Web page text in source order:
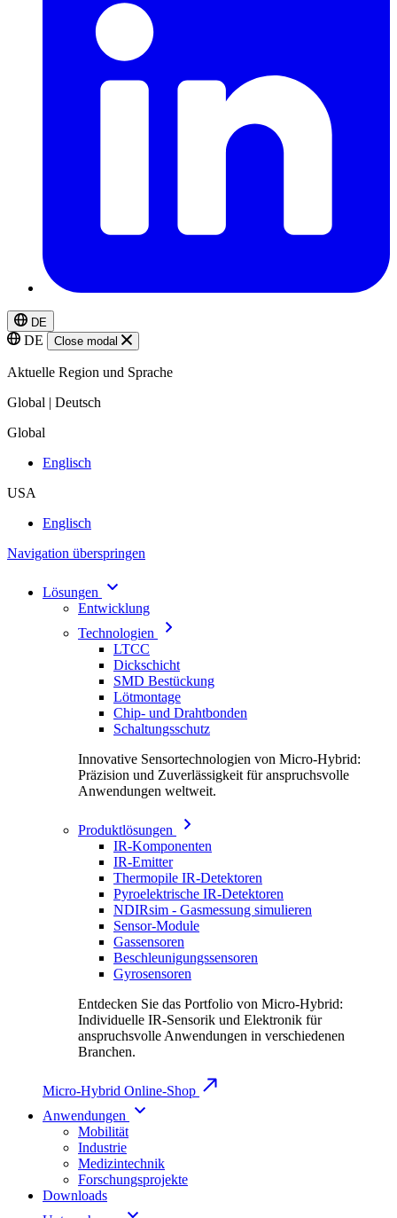
DE
DE Close modal
Aktuelle Region und Sprache
Global | Deutsch
Global
Englisch
USA
Englisch
Navigation überspringen
Lösungen
Entwicklung
Technologien
LTCC
Dickschicht
SMD Bestückung
Lötmontage
Chip- und Drahtbonden
Schaltungsschutz
Innovative Sensortechnologien von Micro-Hybrid:
Präzision und Zuverlässigkeit für anspruchsvolle
Anwendungen weltweit.
Produktlösungen
IR-Komponenten
IR-Emitter
Thermopile IR-Detektoren
Pyroelektrische IR-Detektoren
NDIRsim - Gasmessung simulieren
Sensor-Module
Gassensoren
Beschleunigungssensoren
Gyrosensoren
Entdecken Sie das Portfolio von Micro-Hybrid:
Individuelle IR-Sensorik und Elektronik für
anspruchsvolle Anwendungen in verschiedenen
Branchen.
Micro-Hybrid Online-Shop
Anwendungen
Mobilität
Industrie
Medizintechnik
Forschungsprojekte
Downloads